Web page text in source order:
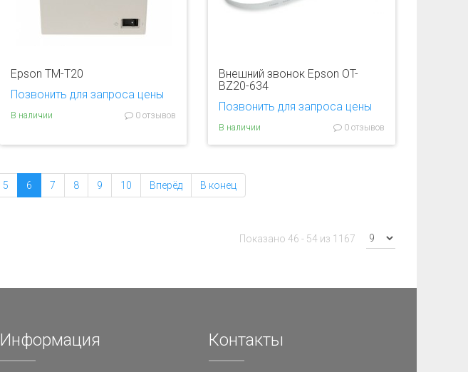
Epson TM-T20
Позвонить для запроса цены
В наличии 0 отзывов
Внешний звонок Epson OT-
BZ20-634
Позвонить для запроса цены
В наличии 0 отзывов
5 6 7 8 9 10 Вперёд В конец
Показано 46 - 54 из 1167
Информация Контакты